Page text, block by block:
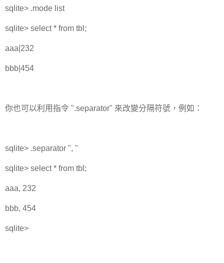
sqlite> .mode list
sqlite> select * from tbl;
aaa|232
bbb|454
你也可以利用指令 ".separator" 來改變分隔符號，例如：
sqlite> .separator ", "
sqlite> select * from tbl;
aaa, 232
bbb, 454
sqlite>